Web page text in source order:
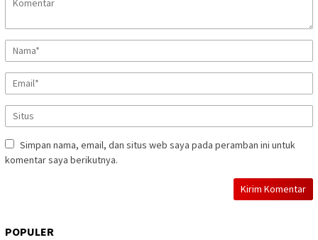
Simpan nama, email, dan situs web saya pada peramban ini untuk
komentar saya berikutnya.
POPULER